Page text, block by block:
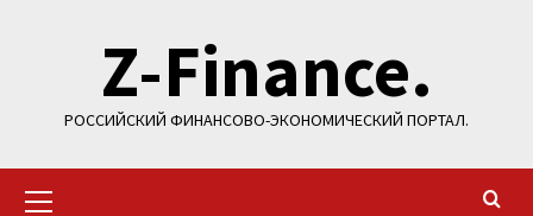
содержимомуZ-Finance.
РОССИЙСКИЙ ФИНАНСОВО-ЭКОНОМИЧЕСКИЙ ПОРТАЛ.
меню